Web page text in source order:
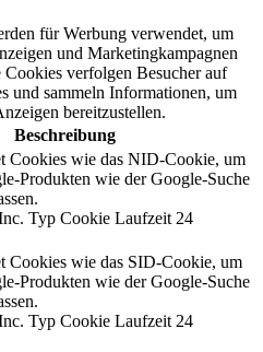
für Werbung verwendet, um
und Marketingkampagnen
Cookies verfolgen Besucher auf
und sammeln Informationen, um
bereitzustellen.
Beschreibung
Cookies wie das NID-Cookie, um
Produkten wie der Google-Suche
Typ Cookie Laufzeit 24
Cookies wie das SID-Cookie, um
Produkten wie der Google-Suche
Typ Cookie Laufzeit 24